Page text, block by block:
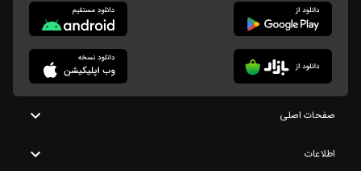
صفحات اصلی
اطلاعات